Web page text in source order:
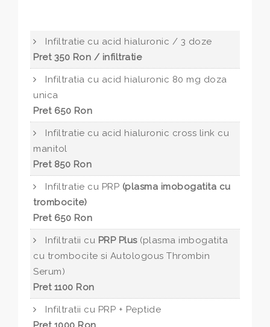
Infiltratie cu acid hialuronic / 3 doze
Pret 350 Ron / infiltratie
Infiltratia cu acid hialuronic 80 mg doza
unica
Pret 650 Ron
Infiltratie cu acid hialuronic cross link cu
manitol
Pret 850 Ron
Infiltratie cu PRP (plasma imobogatita cu
trombocite)
Pret 650 Ron
Infiltratii cu PRP Plus(plasma imbogatita
cu trombocite si Autologous Thrombin
Serum)
Pret 1100 Ron
Infiltratii cu PRP + Peptide